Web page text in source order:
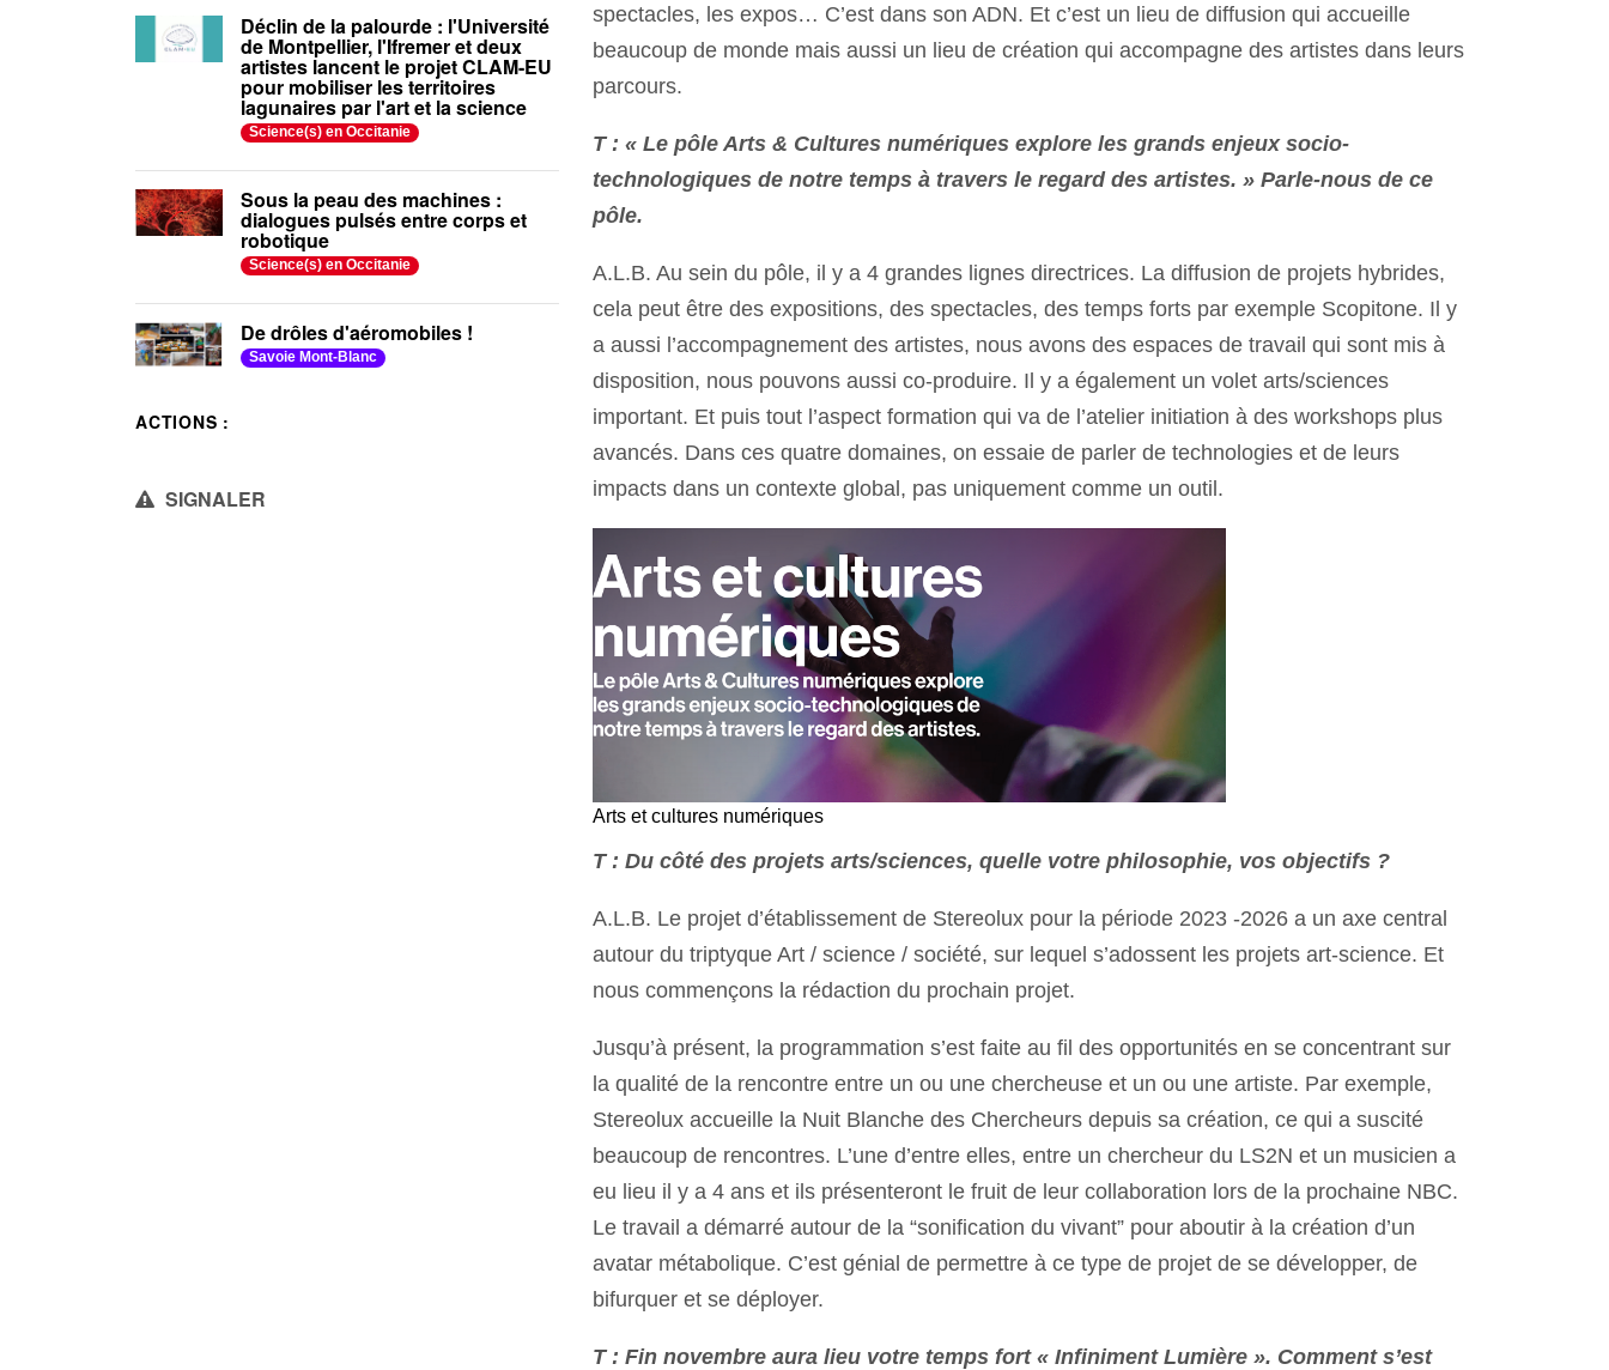
spectacles, les expos… C’est dans son ADN. Et c’est un lieu de diffusion qui accueille
beaucoup de monde mais aussi un lieu de création qui accompagne des artistes dans leurs
parcours.
T : « Le pôle Arts & Cultures numériques explore les grands enjeux socio-
technologiques de notre temps à travers le regard des artistes. » Parle-nous de ce
pôle.
A.L.B. Au sein du pôle, il y a 4 grandes lignes directrices. La diffusion de projets hybrides,
cela peut être des expositions, des spectacles, des temps forts par exemple Scopitone. Il y
a aussi l’accompagnement des artistes, nous avons des espaces de travail qui sont mis à
disposition, nous pouvons aussi co-produire. Il y a également un volet arts/sciences
important. Et puis tout l’aspect formation qui va de l’atelier initiation à des workshops plus
avancés. Dans ces quatre domaines, on essaie de parler de technologies et de leurs
impacts dans un contexte global, pas uniquement comme un outil.
Arts et cultures numériques
T : Du côté des projets arts/sciences, quelle votre philosophie, vos objectifs ?
A.L.B. Le projet d’établissement de Stereolux pour la période 2023 -2026 a un axe central
autour du triptyque Art / science / société, sur lequel s’adossent les projets art-science. Et
nous commençons la rédaction du prochain projet.
Jusqu’à présent, la programmation s’est faite au fil des opportunités en se concentrant sur
la qualité de la rencontre entre un ou une chercheuse et un ou une artiste. Par exemple,
Stereolux accueille la Nuit Blanche des Chercheurs depuis sa création, ce qui a suscité
beaucoup de rencontres. L’une d’entre elles, entre un chercheur du LS2N et un musicien a
eu lieu il y a 4 ans et ils présenteront le fruit de leur collaboration lors de la prochaine NBC.
Le travail a démarré autour de la “sonification du vivant” pour aboutir à la création d’un
avatar métabolique. C’est génial de permettre à ce type de projet de se développer, de
bifurquer et se déployer.
T : Fin novembre aura lieu votre temps fort « Infiniment Lumière ». Comment s’est
Déclin de la palourde : l'Université
de Montpellier, l'Ifremer et deux
artistes lancent le projet CLAM-EU
pour mobiliser les territoires
lagunaires par l'art et la science
Science(s) en Occitanie
Sous la peau des machines :
dialogues pulsés entre corps et
robotique
Science(s) en Occitanie
De drôles d'aéromobiles !
Savoie Mont-Blanc
ACTIONS :
SIGNALER